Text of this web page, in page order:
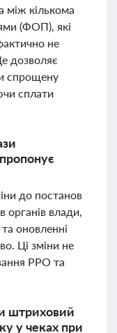
між кількома
(ФОП), які
не
дозволяє
спрощену
сплати
до постанов
органів влади,
оновленні
Ці зміни не
РРО та
штриховий
у чеках при